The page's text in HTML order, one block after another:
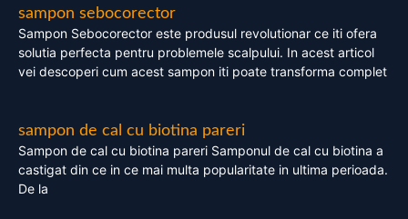
sampon sebocorector
Sampon Sebocorector este produsul revolutionar ce iti ofera
solutia perfecta pentru problemele scalpului. In acest articol
vei descoperi cum acest sampon iti poate transforma complet
sampon de cal cu biotina pareri
Sampon de cal cu biotina pareri Samponul de cal cu biotina a
castigat din ce in ce mai multa popularitate in ultima perioada.
De la